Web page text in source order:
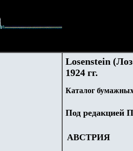
Losenstein
1924 гг.
Каталог
Под редакцией
АВСТРИЯ